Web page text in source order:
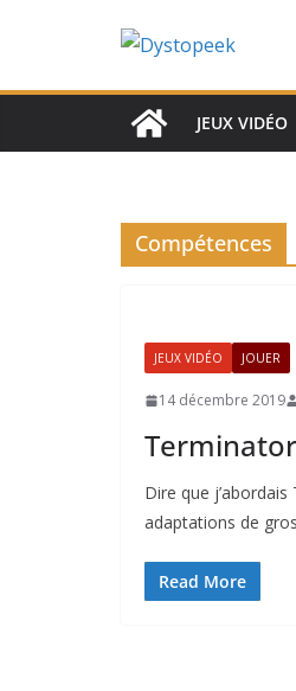
JEUX VIDÉO
Compétences
JEUX VIDÉO JOUER
14 décembre 2019
Dire que
adaptations de
Read More